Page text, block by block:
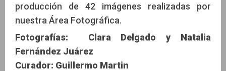
producción de 42 imágenes realizadas por
nuestra Área Fotográfica.
Fotografías: Clara Delgado y Natalia
Fernández Juárez
Curador: Guillermo Martin